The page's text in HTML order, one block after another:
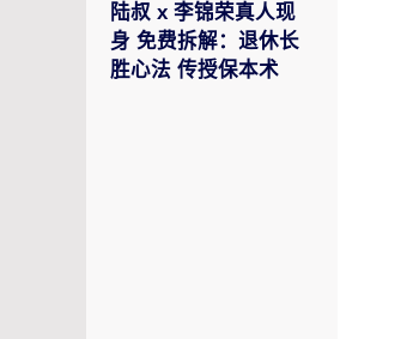
陆叔 x 李锦荣真人现
身 免费拆解：退休长
胜心法 传授保本术